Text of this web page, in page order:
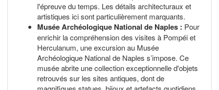
l'épreuve du temps. Les détails architecturaux et
artistiques ici sont particulièrement marquants.
Musée Archéologique National de Naples : Pour
enrichir la compréhension des visites à Pompéi et
Herculanum, une excursion au Musée
Archéologique National de Naples s’impose. Ce
musée abrite une collection exceptionnelle d'objets
retrouvés sur les sites antiques, dont de